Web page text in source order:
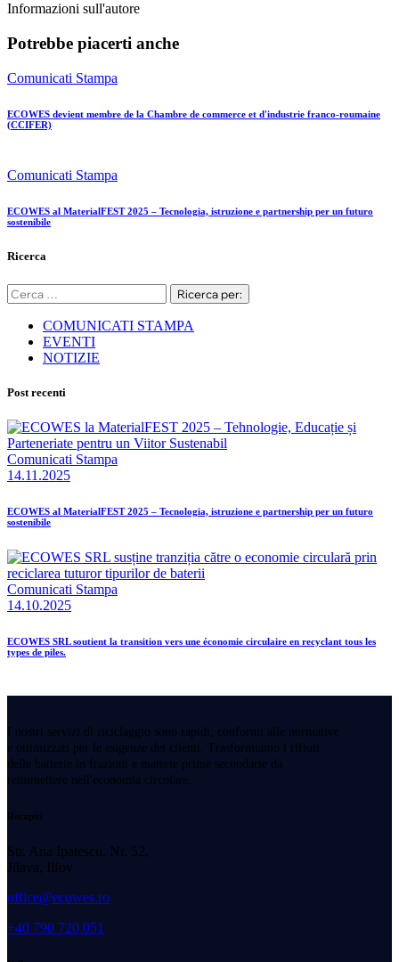
Informazioni sull'autore
Potrebbe piacerti anche
Comunicati Stampa
ECOWES devient membre de la Chambre de commerce et d'industrie franco-roumaine
(CCIFER)
Comunicati Stampa
ECOWES al MaterialFEST 2025 – Tecnologia, istruzione e partnership per un futuro
sostenibile
Ricerca
Ricerca
per:
COMUNICATI STAMPA
EVENTI
NOTIZIE
Post recenti
Comunicati Stampa
14.11.2025
ECOWES al MaterialFEST 2025 – Tecnologia, istruzione e partnership per un futuro
sostenibile
Comunicati Stampa
14.10.2025
ECOWES SRL soutient la transition vers une économie circulaire en recyclant tous les
types de piles.
I nostri servizi di riciclaggio sono rapidi, conformi alle normative
e ottimizzati per le esigenze dei clienti. Trasformiamo i rifiuti
delle batterie in frazioni e materie prime secondarie da
reimmettere nell'economia circolare.
Recapiti
Str. Ana Ipatescu, Nr. 52,
Jilava, Ilfov
office@ecowes.ro
+40 790 720 051